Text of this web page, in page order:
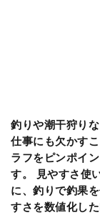
釣りや潮干狩り
仕事にも欠かす
ラフをピンポイ
す。 見やすさ使
に、釣りで釣果
すさを数値化し